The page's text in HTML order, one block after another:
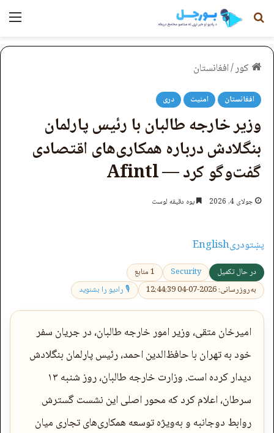
لټون
کور/افغانستان
افغانستان امنیت دری
وزیر خارجه طالبان با رئیس پارلمان
بنگلادش درباره همکاری‌های اقتصادی
گفت‌وگو کرد — Afintl
جولای 4, 2026 یوه دقیقه لوست
پښتودریEnglish
در حال تکمیل Security
1 منابع
به‌روزرسانی: 2026-07-04 12:44:39
🎙 رادیو را بشنوید
امیرخان متقی، وزیر امور خارجه طالبان، در جریان سفر
خود به تهران با حافظ‌الدین احمد، رئیس پارلمان بنگلادش
دیدار کرده است. وزارت خارجه طالبان، روز شنبه ۱۳
سرطان، اعلام کرد که محور اصلی این نشست گسترش
روابط دوجانبه و به‌ویژه توسعه همکاری‌های تجاری میان